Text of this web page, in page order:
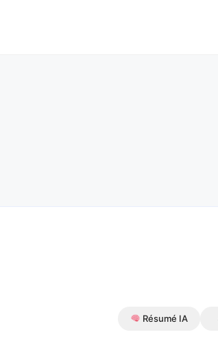
Résumé IA